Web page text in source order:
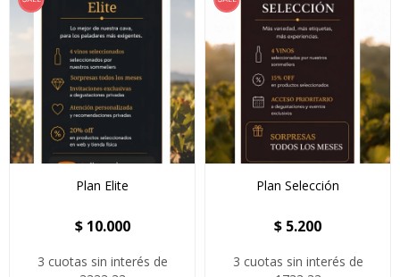
Plan Elite
$ 10.000
3 cuotas sin interés de
Plan Selección
$ 5.200
3 cuotas sin interés de